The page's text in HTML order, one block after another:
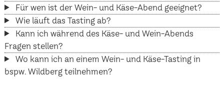
Für wen ist der Wein- und Käse-Abend geeignet?
Wie läuft das Tasting ab?
Kann ich während des Käse- und Wein-Abends
Fragen stellen?
Wo kann ich an einem Wein- und Käse-Tasting in
bspw. Wildberg teilnehmen?